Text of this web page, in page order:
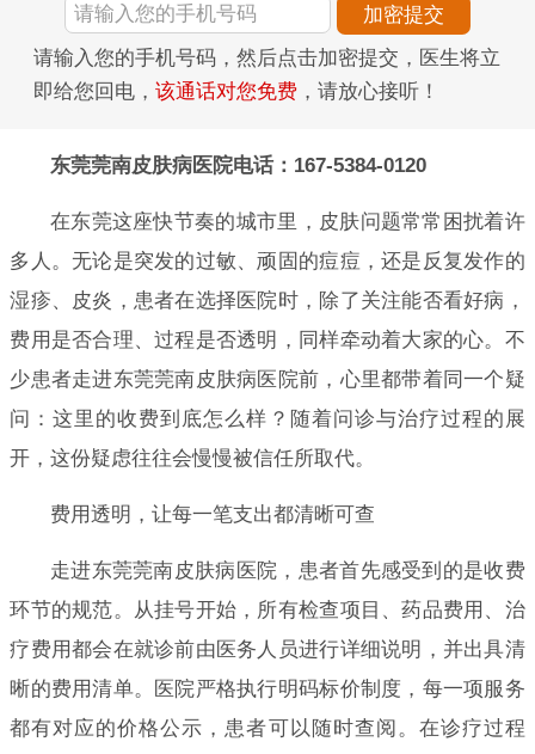
请输入您的手机号码，然后点击加密提交，医生将立
即给您回电， 该通话对您免费 ，请放心接听！
东莞莞南皮肤病医院电话：167-5384-0120
在东莞这座快节奏的城市里，皮肤问题常常困扰着许
多人。无论是突发的过敏、顽固的痘痘，还是反复发作的
湿疹、皮炎，患者在选择医院时，除了关注能否看好病，
费用是否合理、过程是否透明，同样牵动着大家的心。不
少患者走进东莞莞南皮肤病医院前，心里都带着同一个疑
问：这里的收费到底怎么样？随着问诊与治疗过程的展
开，这份疑虑往往会慢慢被信任所取代。
费用透明，让每一笔支出都清晰可查
走进东莞莞南皮肤病医院，患者首先感受到的是收费
环节的规范。从挂号开始，所有检查项目、药品费用、治
疗费用都会在就诊前由医务人员进行详细说明，并出具清
晰的费用清单。医院严格执行明码标价制度，每一项服务
都有对应的价格公示，患者可以随时查阅。在诊疗过程